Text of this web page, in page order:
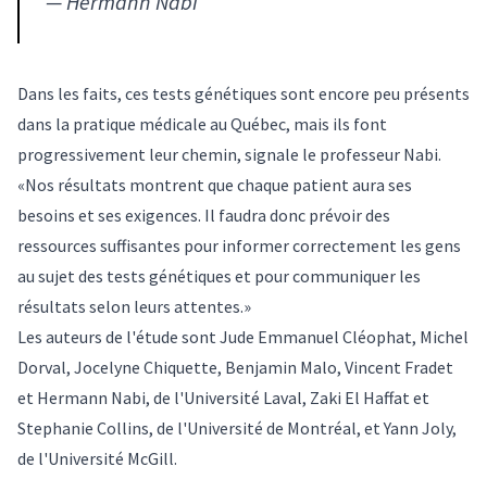
Dans les faits, ces tests génétiques sont encore peu présents
dans la pratique médicale au Québec, mais ils font
progressivement leur chemin, signale le professeur Nabi.
«Nos résultats montrent que chaque patient aura ses
besoins et ses exigences. Il faudra donc prévoir des
ressources suffisantes pour informer correctement les gens
au sujet des tests génétiques et pour communiquer les
résultats selon leurs attentes.»
Les auteurs de l'étude sont Jude Emmanuel Cléophat, Michel
Dorval, Jocelyne Chiquette, Benjamin Malo, Vincent Fradet
et Hermann Nabi, de l'Université Laval, Zaki El Haffat et
Stephanie Collins, de l'Université de Montréal, et Yann Joly,
de l'Université McGill.